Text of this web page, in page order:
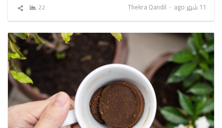
11 شهر ago
Author
Thekra Qandil
22
شارك